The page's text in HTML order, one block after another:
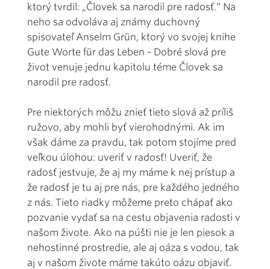
ktorý tvrdil: „Človek sa narodil pre radosť.“ Na
neho sa odvoláva aj známy duchovný
spisovateľ Anselm Grün, ktorý vo svojej knihe
Gute Worte für das Leben - Dobré slová pre
život venuje jednu kapitolu téme Človek sa
narodil pre radosť.
Pre niektorých môžu znieť tieto slová až príliš
ružovo, aby mohli byť vierohodnými. Ak im
však dáme za pravdu, tak potom stojíme pred
veľkou úlohou: uveriť v radosť! Uveriť, že
radosť jestvuje, že aj my máme k nej prístup a
že radosť je tu aj pre nás, pre každého jedného
z nás. Tieto riadky môžeme preto chápať ako
pozvanie vydať sa na cestu objavenia radosti v
našom živote. Ako na púšti nie je len piesok a
nehostinné prostredie, ale aj oáza s vodou, tak
aj v našom živote máme takúto oázu objaviť.